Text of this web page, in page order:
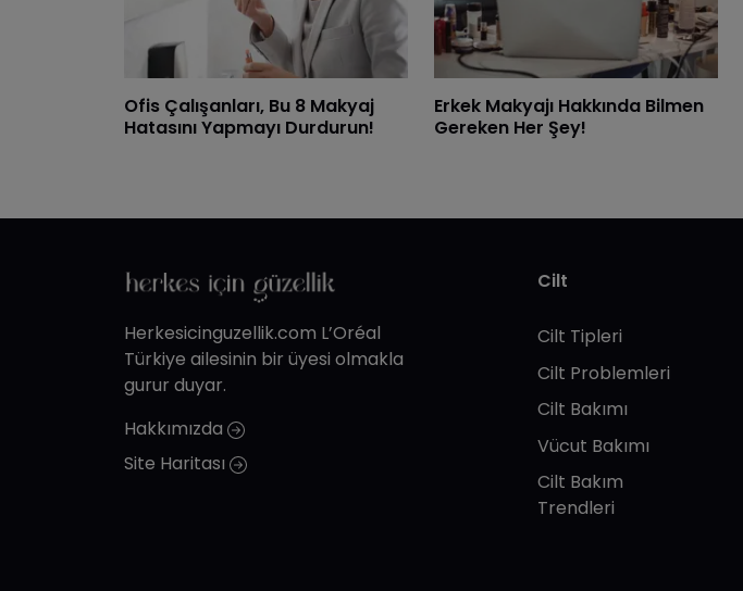
Ofis Çalışanları, Bu 8 Makyaj
Hatasını Yapmayı Durdurun!
Erkek Makyajı Hakkında Bilmen
Gereken Her Şey!
Herkesicinguzellik.com L’Oréal
Türkiye ailesinin bir üyesi olmakla
gurur duyar.
Hakkımızda
Site Haritası
Cilt
Cilt Tipleri
Cilt Problemleri
Cilt Bakımı
Vücut Bakımı
Cilt Bakım
Trendleri